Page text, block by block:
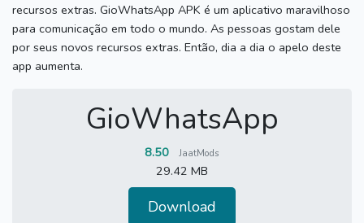
recursos extras. GioWhatsApp APK é um aplicativo maravilhoso
para comunicação em todo o mundo. As pessoas gostam dele
por seus novos recursos extras. Então, dia a dia o apelo deste
app aumenta.
GioWhatsApp
8.50 JaatMods
29.42 MB
Download